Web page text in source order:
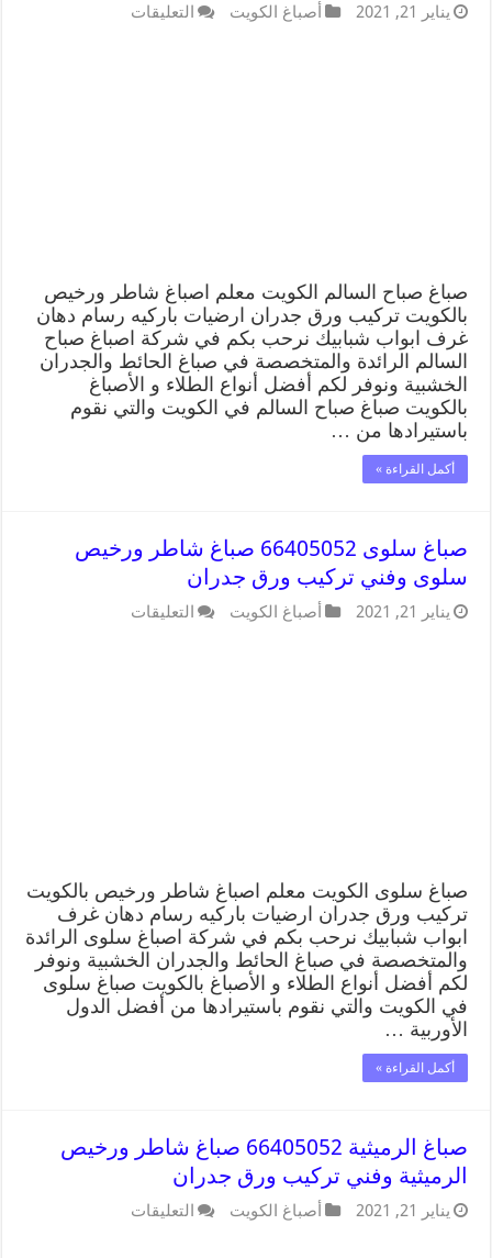
يناير 21, 2021 أصباغ الكويت التعليقات
صباغ صباح السالم الكويت معلم اصباغ شاطر ورخيص
بالكويت تركيب ورق جدران ارضيات باركيه رسام دهان
غرف ابواب شبابيك نرحب بكم في شركة اصباغ صباح
السالم الرائدة والمتخصصة في صباغ الحائط والجدران
الخشبية ونوفر لكم أفضل أنواع الطلاء و الأصباغ
بالكويت صباغ صباح السالم في الكويت والتي نقوم
باستيرادها من …
أكمل القراءة »
صباغ سلوى 66405052 صباغ شاطر ورخيص
سلوى وفني تركيب ورق جدران
يناير 21, 2021 أصباغ الكويت التعليقات
صباغ سلوى الكويت معلم اصباغ شاطر ورخيص بالكويت
تركيب ورق جدران ارضيات باركيه رسام دهان غرف
ابواب شبابيك نرحب بكم في شركة اصباغ سلوى الرائدة
والمتخصصة في صباغ الحائط والجدران الخشبية ونوفر
لكم أفضل أنواع الطلاء و الأصباغ بالكويت صباغ سلوى
في الكويت والتي نقوم باستيرادها من أفضل الدول
الأوربية …
أكمل القراءة »
صباغ الرميثية 66405052 صباغ شاطر ورخيص
الرميثية وفني تركيب ورق جدران
يناير 21, 2021 أصباغ الكويت التعليقات